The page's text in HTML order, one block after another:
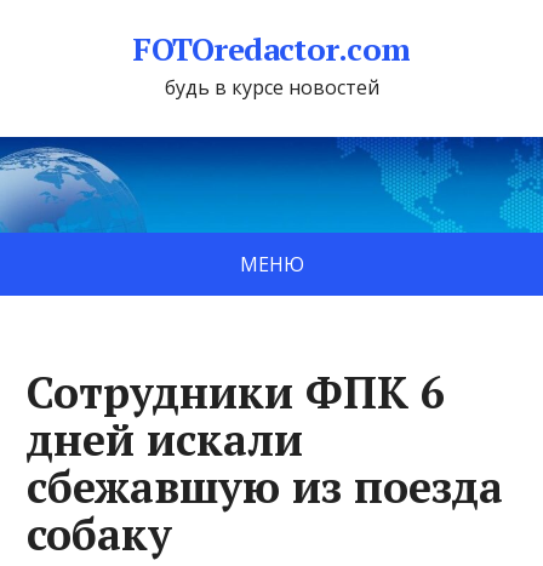
FOTOredactor.com
будь в курсе новостей
МЕНЮ
Сотрудники ФПК 6
дней искали
сбежавшую из поезда
собаку